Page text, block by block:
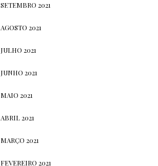
SETEMBRO 2021
AGOSTO 2021
JULHO 2021
JUNHO 2021
MAIO 2021
ABRIL 2021
MARÇO 2021
FEVEREIRO 2021